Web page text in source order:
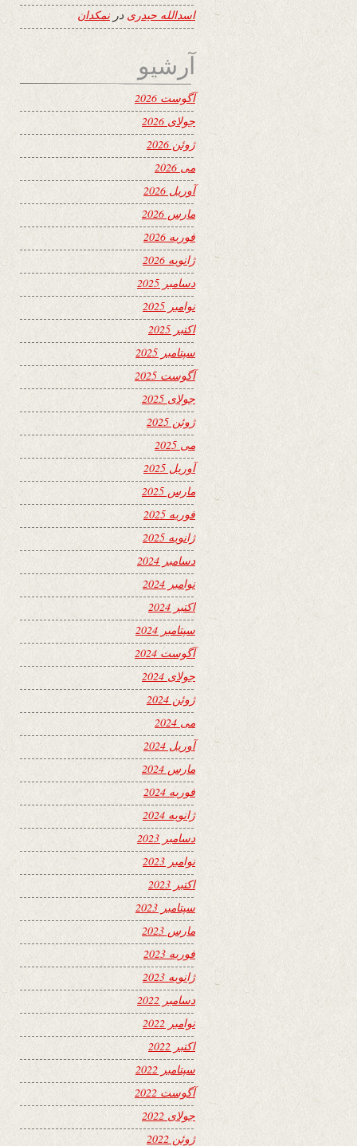
اسدالله حیدری درنمکدان
آرشیو
آگوست 2026
جولای 2026
ژوئن 2026
می 2026
آوریل 2026
مارس 2026
فوریه 2026
ژانویه 2026
دسامبر 2025
نوامبر 2025
اکتبر 2025
سپتامبر 2025
آگوست 2025
جولای 2025
ژوئن 2025
می 2025
آوریل 2025
مارس 2025
فوریه 2025
ژانویه 2025
دسامبر 2024
نوامبر 2024
اکتبر 2024
سپتامبر 2024
آگوست 2024
جولای 2024
ژوئن 2024
می 2024
آوریل 2024
مارس 2024
فوریه 2024
ژانویه 2024
دسامبر 2023
نوامبر 2023
اکتبر 2023
سپتامبر 2023
مارس 2023
فوریه 2023
ژانویه 2023
دسامبر 2022
نوامبر 2022
اکتبر 2022
سپتامبر 2022
آگوست 2022
جولای 2022
ژوئن 2022